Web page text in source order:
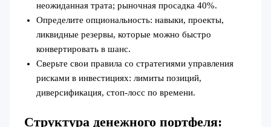
неожиданная трата; рыночная просадка 40%.
Определите опциональность: навыки, проекты,
ликвидные резервы, которые можно быстро
конвертировать в шанс.
Сверьте свои правила со стратегиями управления
рисками в инвестициях: лимиты позиций,
диверсификация, стоп‑лосс по времени.
Структура денежного портфеля: